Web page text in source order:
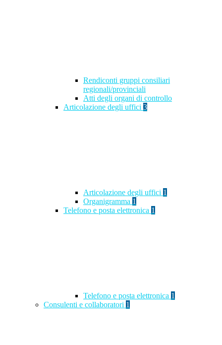
Rendiconti gruppi consiliari
regionali/provinciali
Atti degli organi di controllo
Articolazione degli uffici 3
Articolazione degli uffici 1
Organigramma 1
Telefono e posta elettronica 1
Telefono e posta elettronica 1
Consulenti e collaboratori 1